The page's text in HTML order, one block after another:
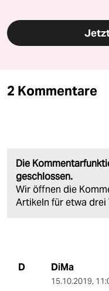
2 Kommentare
Die
geschlossen.
Wir öffnen die
Artikeln für etwa drei
D DiMa
15.10.2019,